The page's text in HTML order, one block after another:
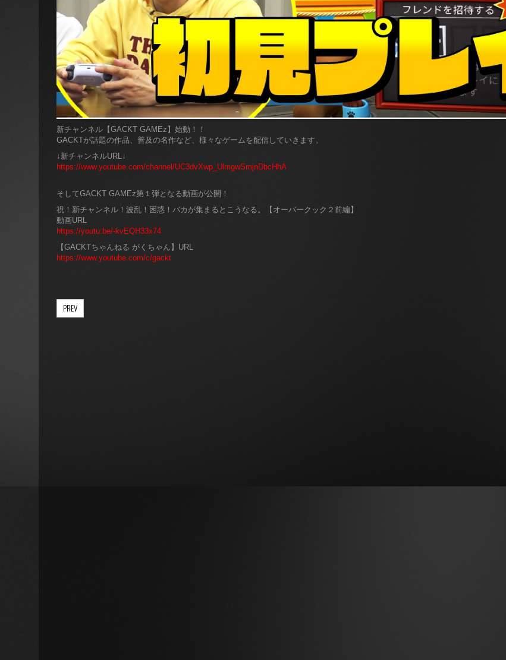
新チャンネル【GACKT GAMEz】始動！！
GACKTが話題の作品、普及の名作など、様々なゲームを配信していきます。
↓新チャンネルURL↓
https://www.youtube.com/channel/UC3dvXwp_UlmgwSmjnDbcHhA
そしてGACKT GAMEz第１弾となる動画が公開！
祝！新チャンネル！波乱！困惑！バカが集まるとこうなる。【オーバークック２前編】
動画URL
https://youtu.be/-kvEQH33x74
【GACKTちゃんねる がくちゃん】URL
https://www.youtube.com/c/gackt
PREV